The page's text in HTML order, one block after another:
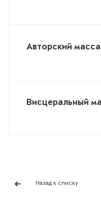
Авторский
Висцеральный
Назад к списку